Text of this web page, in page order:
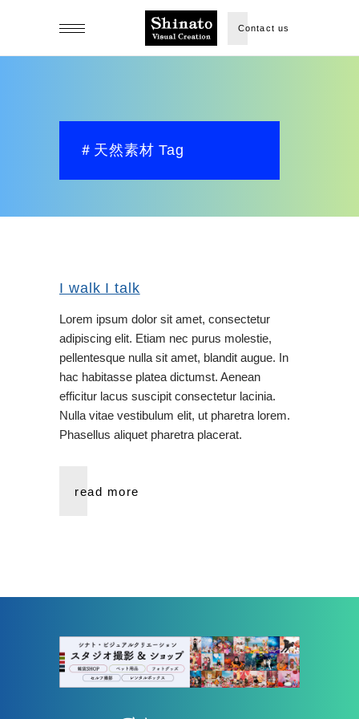
Contact us
＃天然素材 Tag
I walk I talk
Lorem ipsum dolor sit amet, consectetur
adipiscing elit. Etiam nec purus molestie,
pellentesque nulla sit amet, blandit augue. In
hac habitasse platea dictumst. Aenean
efficitur lacus suscipit consectetur lacinia.
Nulla vitae vestibulum elit, ut pharetra lorem.
Phasellus aliquet pharetra placerat.
read more